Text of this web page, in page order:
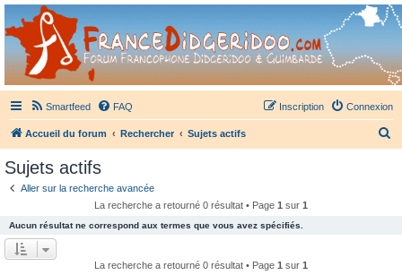
France Didgeridoo
Didgeridoo et Guimbarde sur France Didgeridoo - retrouvez la communauté.
Smartfeed FAQ Connexion
Inscription
Accueil du forum Rechercher Sujets actifs
Sujets actifs
Aller sur la recherche avancée
La recherche a retourné 0 résultat • Page 1 sur 1
Aucun résultat ne correspond aux termes que vous avez spécifiés.
La recherche a retourné 0 résultat • Page 1 sur 1